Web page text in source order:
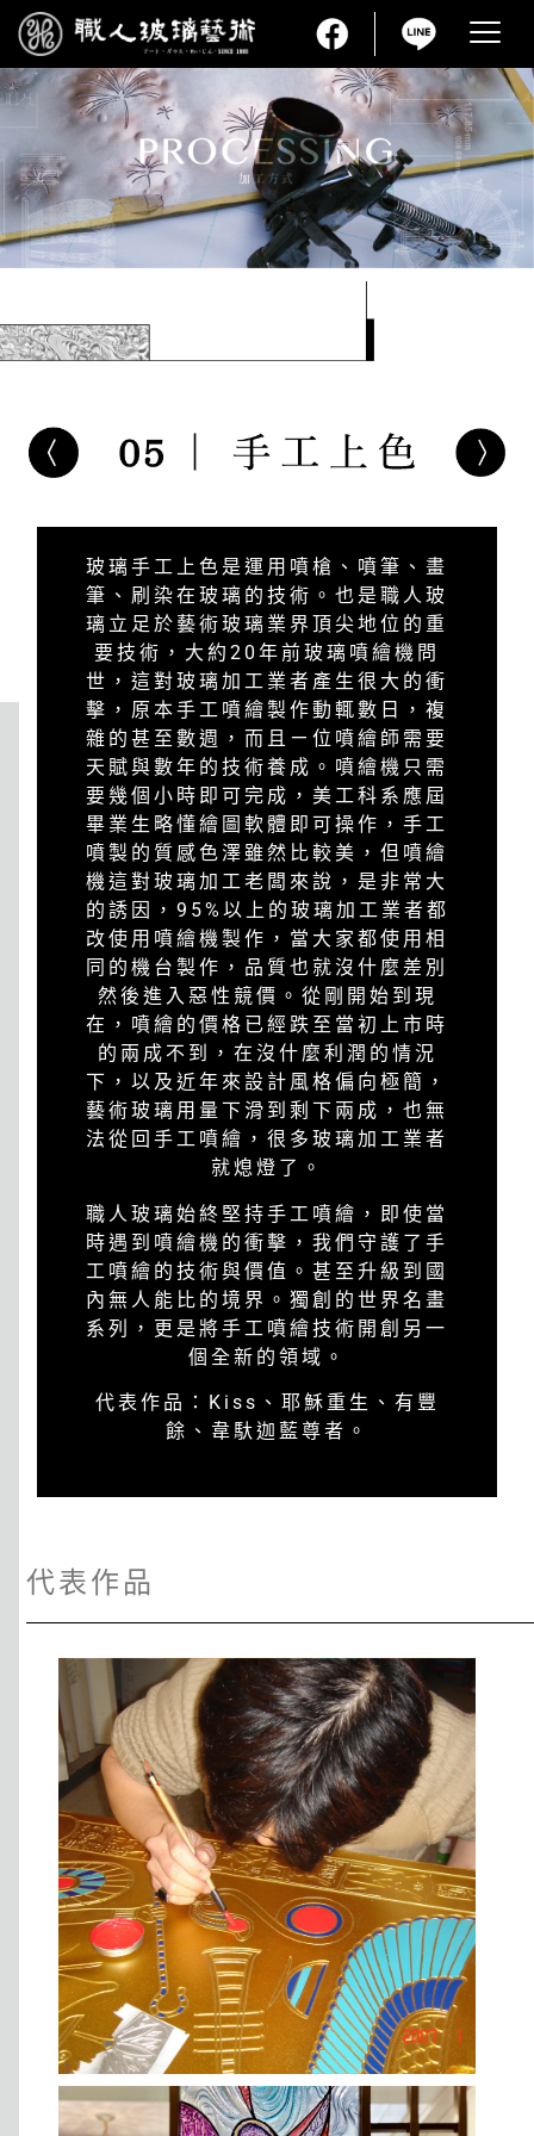
玻璃手工上色是運用噴槍、噴筆、畫
筆、刷染在玻璃的技術。也是職人玻
璃立足於藝術玻璃業界頂尖地位的重
要技術，大約20年前玻璃噴繪機問
世，這對玻璃加工業者產生很大的衝
擊，原本手工噴繪製作動輒數日，複
雜的甚至數週，而且ㄧ位噴繪師需要
天賦與數年的技術養成。噴繪機只需
要幾個小時即可完成，美工科系應屆
畢業生略懂繪圖軟體即可操作，手工
噴製的質感色澤雖然比較美，但噴繪
機這對玻璃加工老闆來說，是非常大
的誘因，95%以上的玻璃加工業者都
改使用噴繪機製作，當大家都使用相
同的機台製作，品質也就沒什麼差別
然後進入惡性競價。從剛開始到現
在，噴繪的價格已經跌至當初上市時
的兩成不到，在沒什麼利潤的情況
下，以及近年來設計風格偏向極簡，
藝術玻璃用量下滑到剩下兩成，也無
法從回手工噴繪，很多玻璃加工業者
就熄燈了。
職人玻璃始終堅持手工噴繪，即使當
時遇到噴繪機的衝擊，我們守護了手
工噴繪的技術與價值。甚至升級到國
內無人能比的境界。獨創的世界名畫
系列，更是將手工噴繪技術開創另一
個全新的領域。
代表作品：Kiss、耶穌重生、有豐
餘、韋馱迦藍尊者。
代表作品